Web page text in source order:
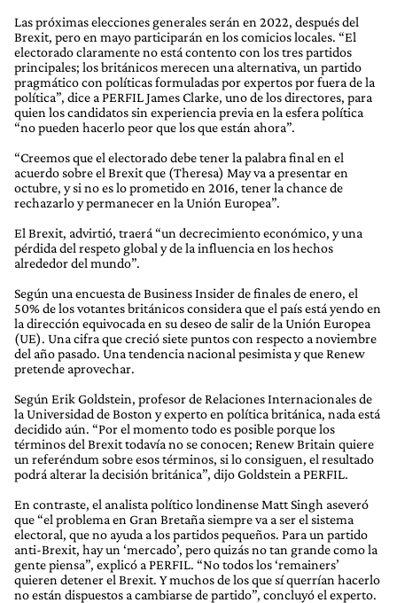
Las próximas elecciones generales serán en 2022, después del
Brexit, pero en mayo participarán en los comicios locales. “El
electorado claramente no está contento con los tres partidos
principales; los británicos merecen una alternativa, un partido
pragmático con políticas formuladas por expertos por fuera de la
política”, dice a PERFIL James Clarke, uno de los directores, para
quien los candidatos sin experiencia previa en la esfera política
“no pueden hacerlo peor que los que están ahora”.
“Creemos que el electorado debe tener la palabra final en el
acuerdo sobre el Brexit que (Theresa) May va a presentar en
octubre, y si no es lo prometido en 2016, tener la chance de
rechazarlo y permanecer en la Unión Europea”.
El Brexit, advirtió, traerá “un decrecimiento económico, y una
pérdida del respeto global y de la influencia en los hechos
alrededor del mundo”.
Según una encuesta de Business Insider de finales de enero, el
50% de los votantes británicos considera que el país está yendo en
la dirección equivocada en su deseo de salir de la Unión Europea
(UE). Una cifra que creció siete puntos con respecto a noviembre
del año pasado. Una tendencia nacional pesimista y que Renew
pretende aprovechar.
Según Erik Goldstein, profesor de Relaciones Internacionales de
la Universidad de Boston y experto en política británica, nada está
decidido aún. “Por el momento todo es posible porque los
términos del Brexit todavía no se conocen; Renew Britain quiere
un referéndum sobre esos términos, si lo consiguen, el resultado
podrá alterar la decisión británica”, dijo Goldstein a PERFIL.
En contraste, el analista político londinense Matt Singh aseveró
que “el problema en Gran Bretaña siempre va a ser el sistema
electoral, que no ayuda a los partidos pequeños. Para un partido
anti-Brexit, hay un ‘mercado’, pero quizás no tan grande como la
gente piensa”, explicó a PERFIL. “No todos los ‘remainers’
quieren detener el Brexit. Y muchos de los que sí querrían hacerlo
no están dispuestos a cambiarse de partido”, concluyó el experto.